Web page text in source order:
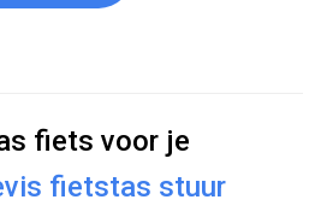
fiets voor je
fietstas stuur